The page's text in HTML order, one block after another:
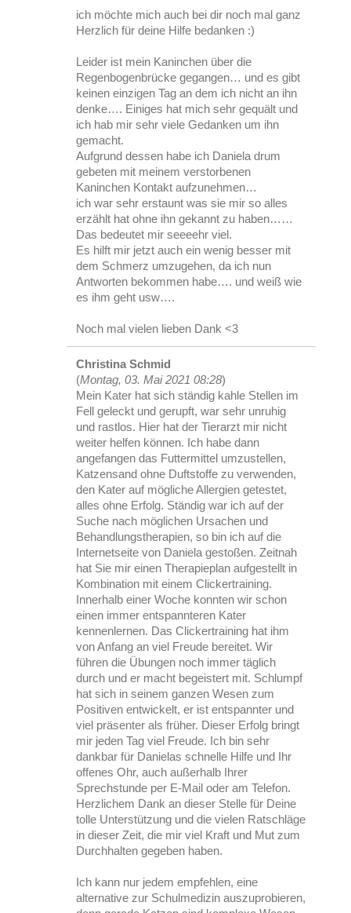
ich möchte mich auch bei dir noch mal ganz
Herzlich für deine Hilfe bedanken :)
Leider ist mein Kaninchen über die
Regenbogenbrücke gegangen… und es gibt
keinen einzigen Tag an dem ich nicht an ihn
denke…. Einiges hat mich sehr gequält und
ich hab mir sehr viele Gedanken um ihn
gemacht.
Aufgrund dessen habe ich Daniela drum
gebeten mit meinem verstorbenen
Kaninchen Kontakt aufzunehmen…
ich war sehr erstaunt was sie mir so alles
erzählt hat ohne ihn gekannt zu haben……
Das bedeutet mir seeeehr viel.
Es hilft mir jetzt auch ein wenig besser mit
dem Schmerz umzugehen, da ich nun
Antworten bekommen habe…. und weiß wie
es ihm geht usw….
Noch mal vielen lieben Dank <3
Christina Schmid
(Montag, 03. Mai 2021 08:28)
Mein Kater hat sich ständig kahle Stellen im
Fell geleckt und gerupft, war sehr unruhig
und rastlos. Hier hat der Tierarzt mir nicht
weiter helfen können. Ich habe dann
angefangen das Futtermittel umzustellen,
Katzensand ohne Duftstoffe zu verwenden,
den Kater auf mögliche Allergien getestet,
alles ohne Erfolg. Ständig war ich auf der
Suche nach möglichen Ursachen und
Behandlungstherapien, so bin ich auf die
Internetseite von Daniela gestoßen. Zeitnah
hat Sie mir einen Therapieplan aufgestellt in
Kombination mit einem Clickertraining.
Innerhalb einer Woche konnten wir schon
einen immer entspannteren Kater
kennenlernen. Das Clickertraining hat ihm
von Anfang an viel Freude bereitet. Wir
führen die Übungen noch immer täglich
durch und er macht begeistert mit. Schlumpf
hat sich in seinem ganzen Wesen zum
Positiven entwickelt, er ist entspannter und
viel präsenter als früher. Dieser Erfolg bringt
mir jeden Tag viel Freude. Ich bin sehr
dankbar für Danielas schnelle Hilfe und Ihr
offenes Ohr, auch außerhalb Ihrer
Sprechstunde per E-Mail oder am Telefon.
Herzlichem Dank an dieser Stelle für Deine
tolle Unterstützung und die vielen Ratschläge
in dieser Zeit, die mir viel Kraft und Mut zum
Durchhalten gegeben haben.
Ich kann nur jedem empfehlen, eine
alternative zur Schulmedizin auszuprobieren,